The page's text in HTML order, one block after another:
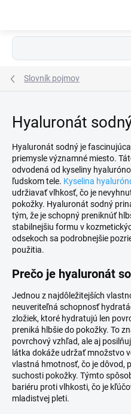
Slovník pojmov
Hyaluronát
Hyaluronát sodný je
priemysle významné miesto.
odvodená od kyseliny
ľudskom tele. Kyselina
udržiavať vlhkosť, čo je
pokožky. Hyaluronát sodný
tým, že je schopný preniknúť
stabilnejšiu formu v
odsekoch sa podrobnejšie
použitia.
Prečo je hyaluronát
Jednou z najdôležitejších
neuveriteľná schopnosť
zložiek, ktoré hydratujú len
preniká hlbšie do pokožky. To
povrchový vzhľad, ale aj
látka dokáže udržať množstvo
vlastná hmotnosť, čo je dôvod,
suchosti pokožky. Týmto
bariéru proti vlhkosti, čo je
mladistvej pleti.